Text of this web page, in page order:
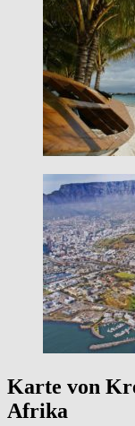
Karte von
Afrika